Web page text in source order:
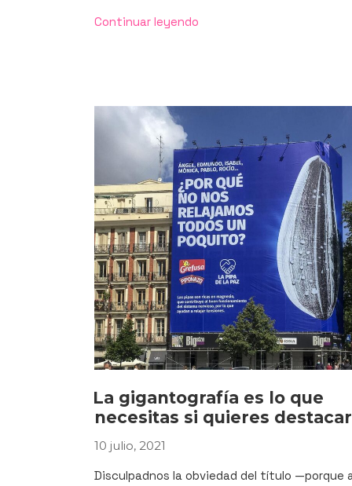
Continuar leyendo
lonas
límite
de
metros
cuadrados»
La gigantografía es lo que
necesitas si quieres destacar
PUBLICADO
10 julio, 2021
Disculpadnos la obviedad del título —porque